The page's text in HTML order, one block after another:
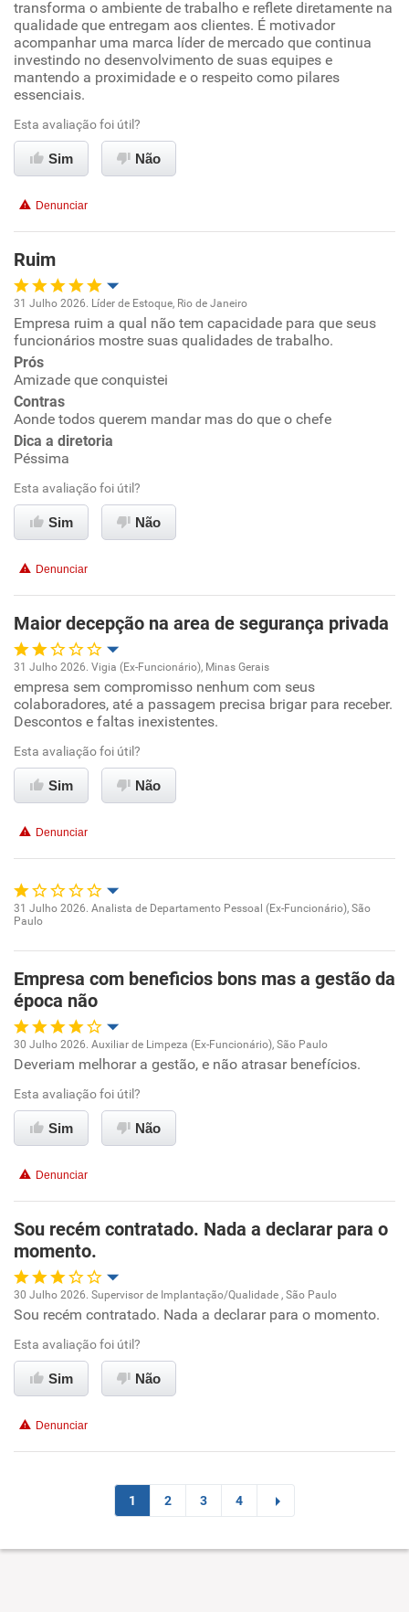
Conciliação com a vida familiar
Benefícios
Recomenda esta empresa
Recomenda a diretoria
transforma o ambiente de trabalho e reflete diretamente na
qualidade que entregam aos clientes. É motivador
acompanhar uma marca líder de mercado que continua
investindo no desenvolvimento de suas equipes e
mantendo a proximidade e o respeito como pilares
essenciais.
Esta avaliação foi útil?
Sim Não
Denunciar
Ruim
Oportunidade de promoção
Ambiente de trabalho
Conciliação com a vida familiar
Benefícios
Recomenda esta empresa
Recomenda a diretoria
31 Julho 2026. Líder de Estoque, Rio de Janeiro
Empresa ruim a qual não tem capacidade para que seus
funcionários mostre suas qualidades de trabalho.
Prós
Amizade que conquistei
Contras
Aonde todos querem mandar mas do que o chefe
Dica a diretoria
Péssima
Esta avaliação foi útil?
Sim Não
Denunciar
Maior decepção na area de segurança privada
Oportunidade de promoção
Conciliação com a vida familiar
Não recomenda a diretoria
31 Julho 2026. Vigia (Ex-Funcionário), Minas Gerais
empresa sem compromisso nenhum com seus
colaboradores, até a passagem precisa brigar para receber.
Descontos e faltas inexistentes.
Esta avaliação foi útil?
Sim Não
Denunciar
Oportunidade de promoção
Ambiente de trabalho
Conciliação com a vida familiar
Benefícios
Não recomenda esta empresa
Não recomenda a diretoria
31 Julho 2026. Analista de Departamento Pessoal (Ex-Funcionário), São
Paulo
Empresa com beneficios bons mas a gestão da
época não
Oportunidade de promoção
Ambiente de trabalho
Benefícios
Não recomenda esta empresa
Não recomenda a diretoria
30 Julho 2026. Auxiliar de Limpeza (Ex-Funcionário), São Paulo
Deveriam melhorar a gestão, e não atrasar benefícios.
Esta avaliação foi útil?
Sim Não
Denunciar
Sou recém contratado. Nada a declarar para o
momento.
Oportunidade de promoção
Ambiente de trabalho
Benefícios
Recomenda esta empresa
30 Julho 2026. Supervisor de Implantação/Qualidade , São Paulo
Sou recém contratado. Nada a declarar para o momento.
Esta avaliação foi útil?
Sim Não
Denunciar
1 2 3 4